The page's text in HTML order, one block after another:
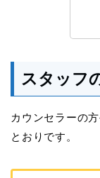
スタッフ
カウンセラーの
とおりです。